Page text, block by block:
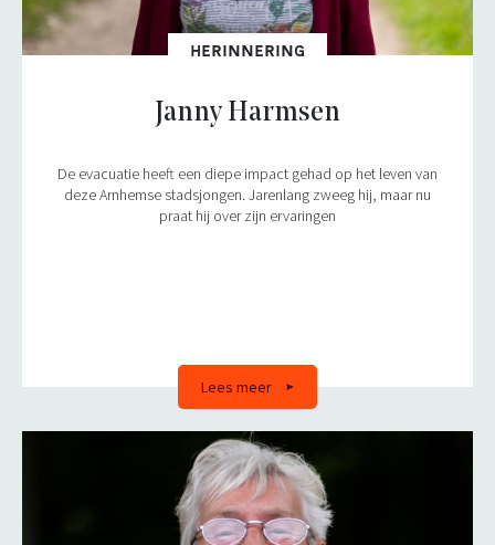
HERINNERING
Janny Harmsen
De evacuatie heeft een diepe impact gehad op het leven van
deze Arnhemse stadsjongen. Jarenlang zweeg hij, maar nu
praat hij over zijn ervaringen
Lees meer